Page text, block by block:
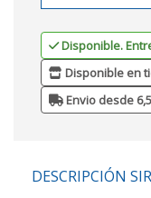
Disponible.
Disponible en
Envio desde
DESCRIPCIÓN